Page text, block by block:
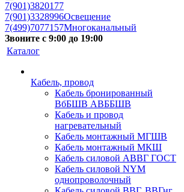
7(901)3820177
7(901)3328996Освещение
7(499)7077157Многоканальный
Звоните с 9:00 до 19:00
Каталог
Кабель, провод
Кабель бронированный
ВбБШВ АВББШВ
Кабель и провод
нагревательный
Кабель монтажный МГШВ
Кабель монтажный МКШ
Кабель силовой АВВГ ГОСТ
Кабель силовой NYM
однопроволочный